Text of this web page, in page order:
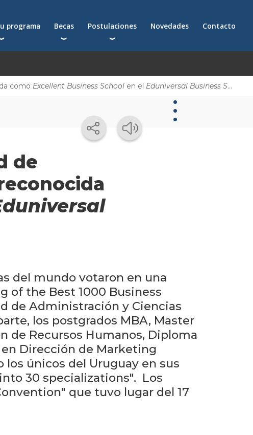
programa Becas
Becas para postgrados
Postulaciones
Cómo postularte a un postgrado
Solicitá más información
Novedades Contacto
como Excellent Business School en el Eduniversal Business Schools Ranking 2012
de
Blog
de
negocios
del mundo votaron en una
of the Best 1000 Business
de Administración y Ciencias
los postgrados MBA, Master
de Recursos Humanos, Diploma
Dirección de Marketing
únicos del Uruguay en sus
30 specializations". Los
que tuvo lugar del 17